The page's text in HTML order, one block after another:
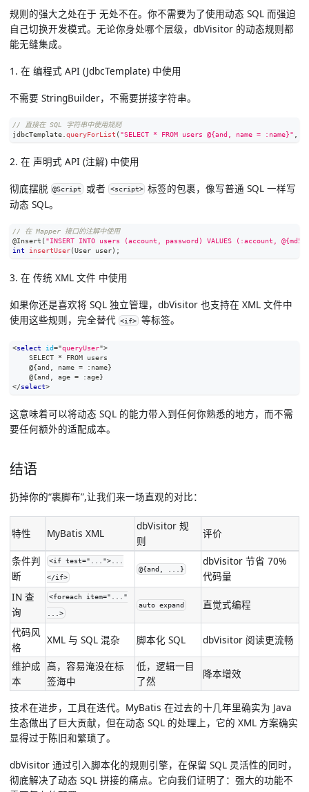
规则的强大之处在于 无处不在。你不需要为了使用动态 SQL 而强迫
自己切换开发模式。无论你身处哪个层级，dbVisitor 的动态规则都
能无缝集成。
1. 在 编程式 API (JdbcTemplate) 中使用
不需要 StringBuilder，不需要拼接字符串。
// 直接在 SQL 字符串中使用规则
jdbcTemplate. queryForList ( "SELECT * FROM users @{and, name = :name}"
2. 在 声明式 API (注解) 中使用
彻底摆脱 @Script 或者 <script> 标签的包裹，像写普通 SQL 一样写
动态 SQL。
// 在 Mapper 接口的注解中使用
@Insert ( "INSERT INTO users (account, password) VALUES (:account,
int
insertUser(User user) ;
3. 在 传统 XML 文件 中使用
如果你还是喜欢将 SQL 独立管理，dbVisitor 也支持在 XML 文件中
使用这些规则，完全替代 <if> 等标签。
<select id="queryUser">
    SELECT * FROM users
    @{and, name = :name}
    @{and, age = :age}
</select>
这意味着可以将动态 SQL 的能力带入到任何你熟悉的地方，而不需
要任何额外的适配成本。
结语
扔掉你的“裹脚布”,让我们来一场直观的对比：
特性 MyBatis XML
dbVisitor 规
则
评价
条件判
断
<if test="...">...
</if>
@{and, ...}
dbVisitor 节省 70%
代码量
IN 查
询
<foreach item="..."
...>
auto expand 直觉式编程
代码风
格
XML 与 SQL 混杂 脚本化 SQL
dbVisitor 阅读更流畅
维护成
本
高，容易淹没在标
签海中
低，逻辑一目
了然
降本增效
技术在进步，工具在迭代。MyBatis 在过去的十几年里确实为 Java
生态做出了巨大贡献，但在动态 SQL 的处理上，它的 XML 方案确实
显得过于陈旧和繁琐了。
dbVisitor 通过引入脚本化的规则引擎，在保留 SQL 灵活性的同时，
彻底解决了动态 SQL 拼接的痛点。它向我们证明了： 强大的功能不